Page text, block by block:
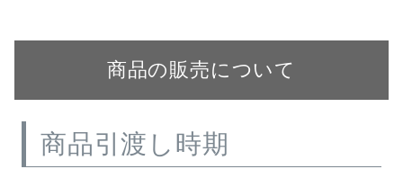
商品の販売について
商品引渡し時期